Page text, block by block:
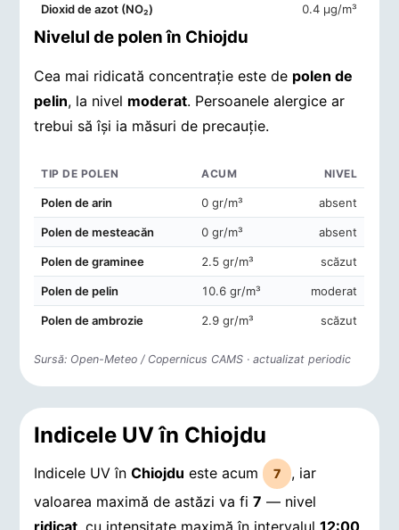
Dioxid de azot (NO₂) 0.4 μg/m³
Nivelul de polen în Chiojdu
Cea mai ridicată concentrație este de polen de
pelin, la nivel moderat. Persoanele alergice ar
trebui să își ia măsuri de precauție.
Concentrații de polen în aerul din Chiojdu
TIP DE POLEN ACUM NIVEL
Polen de arin 0 gr/m³ absent
Polen de mesteacăn 0 gr/m³ absent
Polen de graminee 2.5 gr/m³ scăzut
Polen de pelin 10.6 gr/m³ moderat
Polen de ambrozie 2.9 gr/m³ scăzut
Sursă: Open-Meteo / Copernicus CAMS · actualizat periodic
Indicele UV în Chiojdu
Indicele UV înChiojdu este acum 7
, iar
valoarea maximă de astăzi va fi7 — nivel